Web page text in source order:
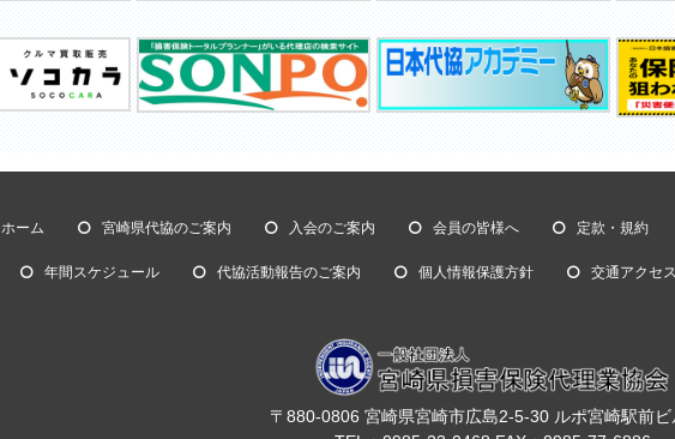
ホーム 宮崎県代協のご案内 入会のご案内 会員の皆様へ 定款・規約
年間スケジュール 代協活動報告のご案内 個人情報保護方針 交通アクセス
〒880-0806 宮崎県宮崎市広島2-5-30 ルポ宮崎駅前